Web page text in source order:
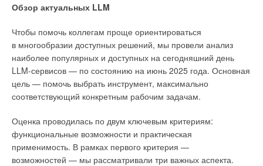
Обзор актуальных LLM
Чтобы помочь коллегам проще ориентироваться
в многообразии доступных решений, мы провели анализ
наиболее популярных и доступных на сегодняшний день
LLM-сервисов — по состоянию на июнь 2025 года. Основная
цель — помочь выбрать инструмент, максимально
соответствующий конкретным рабочим задачам.
Оценка проводилась по двум ключевым критериям:
функциональные возможности и практическая
применимость. В рамках первого критерия —
возможностей — мы рассматривали три важных аспекта.